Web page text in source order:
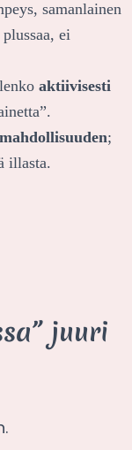
samanlainen
ei
aktiivisesti
;
illasta.
juuri